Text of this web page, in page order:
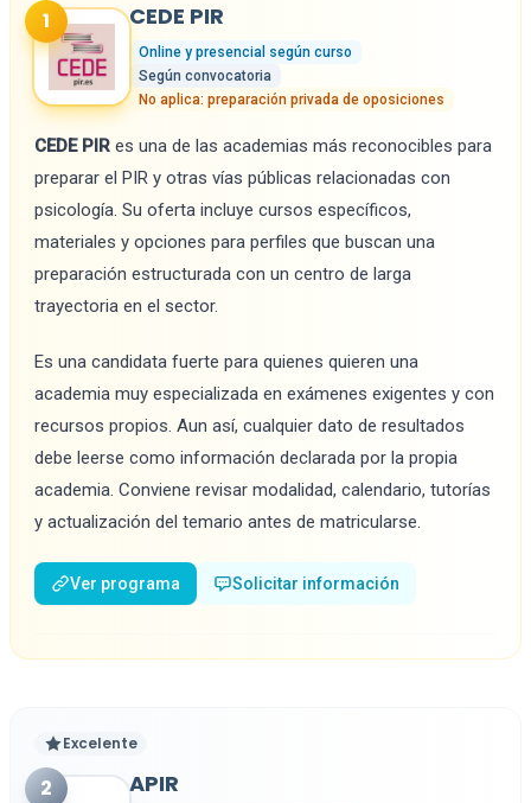
1 CEDE PIR
Online y presencial según curso
Según convocatoria
No aplica: preparación privada de oposiciones
CEDE PIR es una de las academias más reconocibles para
preparar el PIR y otras vías públicas relacionadas con
psicología. Su oferta incluye cursos específicos,
materiales y opciones para perfiles que buscan una
preparación estructurada con un centro de larga
trayectoria en el sector.
Es una candidata fuerte para quienes quieren una
academia muy especializada en exámenes exigentes y con
recursos propios. Aun así, cualquier dato de resultados
debe leerse como información declarada por la propia
academia. Conviene revisar modalidad, calendario, tutorías
y actualización del temario antes de matricularse.
Ver programa Solicitar información
Excelente
2 APIR